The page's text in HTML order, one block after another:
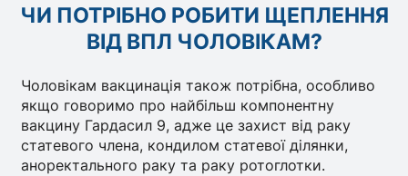
ЧИ ПОТРІБНО РОБИТИ ЩЕПЛЕННЯ
ВІД ВПЛ ЧОЛОВІКАМ?
Чоловікам вакцинація також потрібна, особливо
якщо говоримо про найбільш компонентну
вакцину Гардасил 9, адже це захист від раку
статевого члена, кондилом статевої ділянки,
аноректального раку та раку ротоглотки.